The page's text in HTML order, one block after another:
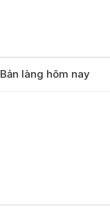
Bản làng hôm nay